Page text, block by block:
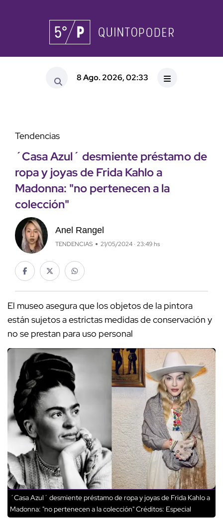
8 Ago. 2026, 02:33
Tendencias
´Casa Azul´ desmiente préstamo de
ropa y joyas de Frida Kahlo a
Madonna: "no pertenecen a la
colección"
Anel Rangel
TENDENCIAS 21/05/2024 · 23:49 hs
El museo asegura que los objetos de la pintora
están sujetos a estrictas medidas de conservación y
no se prestan para uso personal
´Casa Azul´ desmiente préstamo de ropa y joyas de Frida Kahlo a
Madonna: "no pertenecen a la colección"Créditos: Especial